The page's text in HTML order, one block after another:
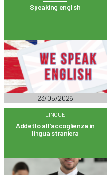
Speaking english
23/05/2026
LINGUE
Addetto all’accoglienza in
lingua straniera